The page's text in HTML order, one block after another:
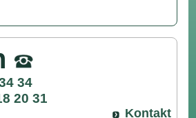
34
20 31
Kontakt